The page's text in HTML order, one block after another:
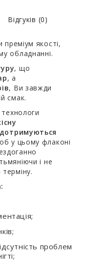
Відгуків (0)
преміум якості,
обладнанні.
, що
, а
, Ви завжди
смак.
технологи
дотримуються
у цьому флаконі
і не
проблем